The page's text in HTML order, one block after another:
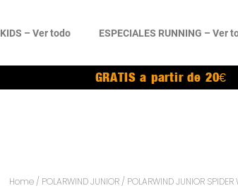
KIDS – Ver todo ESPECIALES RUNNING – Ver
GRATIS a partir de 20€
Home / POLARWIND JUNIOR / POLARWIND JUNIOR SPIDER